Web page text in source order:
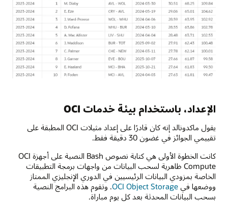
الإعداد، باستخدام بيئة خدمات OCI
يقول ماكدونالد إنه كان قادرًا على إعداد مثيلات OCI المطبقة على
تقييمي الجوائز في غضون 30 دقيقة فقط.
كانت الخطوة الأولى هي كتابة نصوص Bash النصية على أجهزة OCI
Compute ظاهرية لسحب البيانات من واجهات برمجة التطبيقات
الخاصة بمزودي البيانات الرئيسيين في الدوري الإنجليزي الممتاز
ووضعها في OCI Object Storage. وتقوم هذه البرامج النصية
بسحب البيانات المحدثة بعد كل يوم مباراة.